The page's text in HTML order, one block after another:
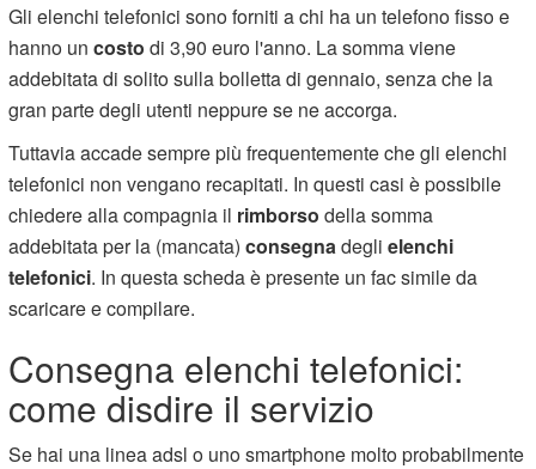
Gli elenchi telefonici sono forniti a chi ha un telefono fisso e
hanno uncosto di 3,90 euro l'anno. La somma viene
addebitata di solito sulla bolletta di gennaio, senza che la
gran parte degli utenti neppure se ne accorga.
Tuttavia accade sempre più frequentemente che gli elenchi
telefonici non vengano recapitati. In questi casi è possibile
chiedere alla compagnia il rimborsodella somma
addebitata per la (mancata)consegnadeglielenchi
telefonici. In questa scheda è presente un fac simile da
scaricare e compilare.
Consegna elenchi telefonici:
come disdire il servizio
Se hai una linea adsl o uno smartphone molto probabilmente